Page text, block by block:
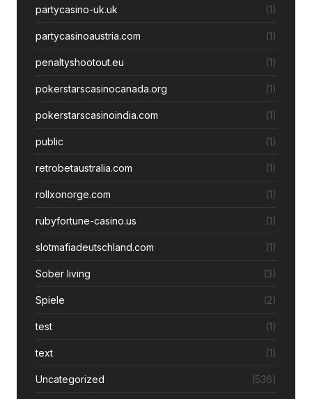
partycasino-uk.uk (1)
partycasinoaustria.com (1)
penaltyshootout.eu (1)
pokerstarscasinocanada.org (1)
pokerstarscasinoindia.com (1)
public (1)
retrobetaustralia.com (1)
rollxonorge.com (1)
rubyfortune-casino.us (1)
slotmafiadeutschland.com (1)
Sober living (3)
Spiele (2)
test (1)
text (1)
Uncategorized (536)